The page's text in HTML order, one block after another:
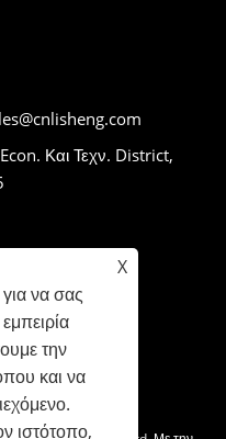
Και Τεχν. District,
X
να σας
την
και να
ιστότοπο,